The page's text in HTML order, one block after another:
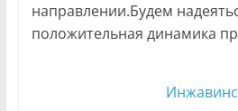
направлении.Будем
положительная динамика